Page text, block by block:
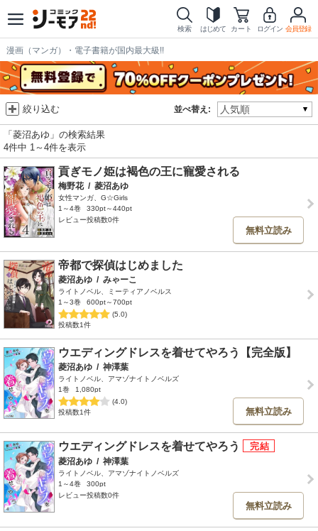
検索 はじめて カート ログイン 会員登録
漫画（マンガ）・電子書籍が国内最大級!!
並べ替え:
絞り込む
「菱沼あゆ」の検索結果
4件中 1～4件を表示
貢ぎモノ姫は褐色の王に寵愛される
梅野花 / 菱沼あゆ
女性マンガ、G☆Girls
1～4巻
330pt～440pt
レビュー投稿数0件
無料立読み
帝都で探偵はじめました
菱沼あゆ / みゃーこ
ライトノベル、ミーティアノベルス
1～3巻
600pt～700pt
(5.0)
投稿数1件
ウエディングドレスを着せてやろう【完全版】
菱沼あゆ / 神澤葉
ライトノベル、アマゾナイトノベルズ
1巻
1,080pt
(4.0)
投稿数1件
無料立読み
ウエディングドレスを着せてやろう
菱沼あゆ / 神澤葉
ライトノベル、アマゾナイトノベルズ
1～4巻
300pt
レビュー投稿数0件
無料立読み